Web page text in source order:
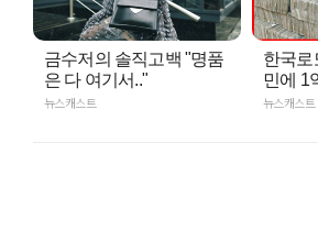
금수저의 솔직고백 "명품
은 다 여기서.."
뉴스캐스트
한국로
민에 1
뉴스캐스트